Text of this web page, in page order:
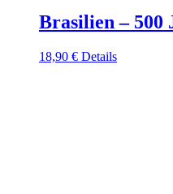
Brasilien – 500
18,90 € Details